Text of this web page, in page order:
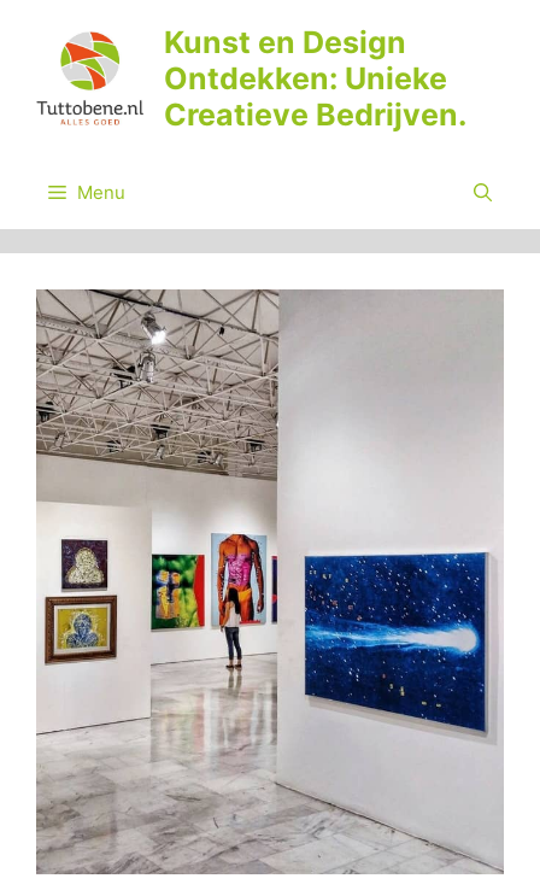
inhoud
Kunst en Design
Ontdekken: Unieke
Creatieve Bedrijven.
Menu